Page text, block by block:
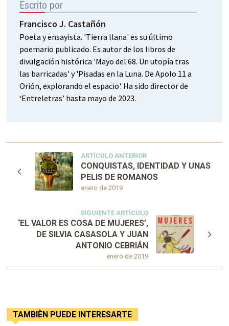
Escrito por
Francisco J. Castañón
Poeta y ensayista. 'Tierra llana' es su último
poemario publicado. Es autor de los libros de
divulgación histórica 'Mayo del 68. Un utopía tras
las barricadas' y 'Pisadas en la Luna. De Apolo 11 a
Orión, explorando el espacio'. Ha sido director de
‘Entreletras’ hasta mayo de 2023.
ARTÍCULO ANTERIOR
enero de 2019
CONQUISTAS, IDENTIDAD Y UNAS
PELIS DE ROMANOS
SIGUIENTE ARTÍCULO
enero de 2019
‘EL VALOR ES COSA DE MUJERES’,
DE SILVIA CASASOLA Y JUAN
ANTONIO CEBRIÁN
TAMBIÈN PUEDE INTERESARTE